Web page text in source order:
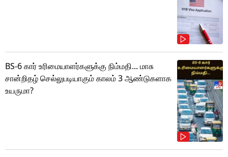
BS-6 கார் உரிமையாளர்களுக்கு நிம்மதி... மாசு
சான்றிதழ் செல்லுபடியாகும் காலம் 3 ஆண்டுகளாக
உயருமா?